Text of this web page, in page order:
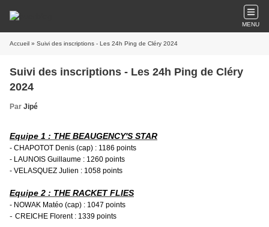
MENU
Accueil » Suivi des inscriptions - Les 24h Ping de Cléry 2024
Suivi des inscriptions - Les 24h Ping de Cléry
2024
Par Jipé
Equipe 1 : THE BEAUGENCY'S STAR
- CHAPOTOT Denis (cap) : 1186 points
- LAUNOIS Guillaume : 1260 points
- VELASQUEZ Julien : 1058 points
Equipe 2 : THE RACKET FLIES
- NOWAK Matéo (cap) : 1047 points
- CREICHE Florent : 1339 points